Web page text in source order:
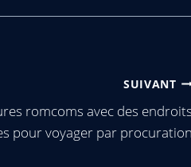
SUIVANT
romcoms avec des
pour voyager par